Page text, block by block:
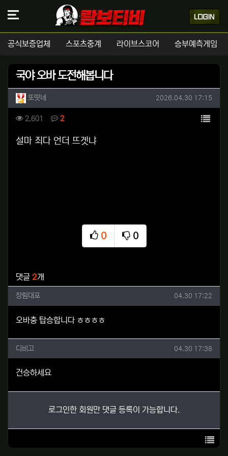
공식보증업체 스포츠중계 라이브스코어 승부예측게임
국야 오바 도전해봅니다
작성자 정보
또땃네 작성일
2026.04.30 17:15
컨텐츠 정보
2,601 조회 2댓글 목록
본문
설마 죄다 언더 뜨겟냐
0
추천
0
비추천
댓글 2개
장림대포님의 댓글
장림대포 작성일
04.30 17:22
오바충 탑승합니다 ㅎㅎㅎㅎ
디비고님의 댓글
디비고 작성일
04.30 17:38
건승하세요
로그인한 회원만 댓글 등록이 가능합니다.
목록